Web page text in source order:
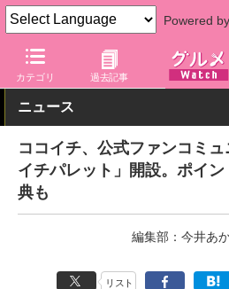
Powered by
カテゴリ 過去記事
グルメ Watch 食品 カレー
ニュース
ココイチ、公式ファンコミ
イチパレット」開設。ポイ
典も
編集部：今井あ
リスト